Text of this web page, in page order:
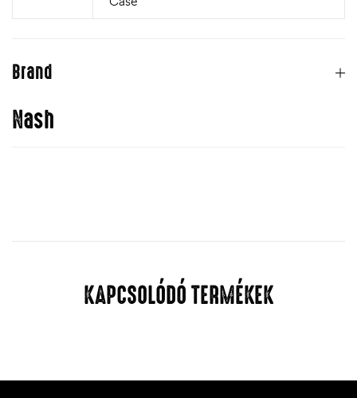
Brand
Nash
KAPCSOLÓDÓ TERMÉKEK